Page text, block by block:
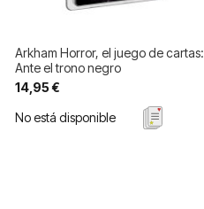
Arkham Horror, el juego de cartas:
Ante el trono negro
14,95 €
No está disponible